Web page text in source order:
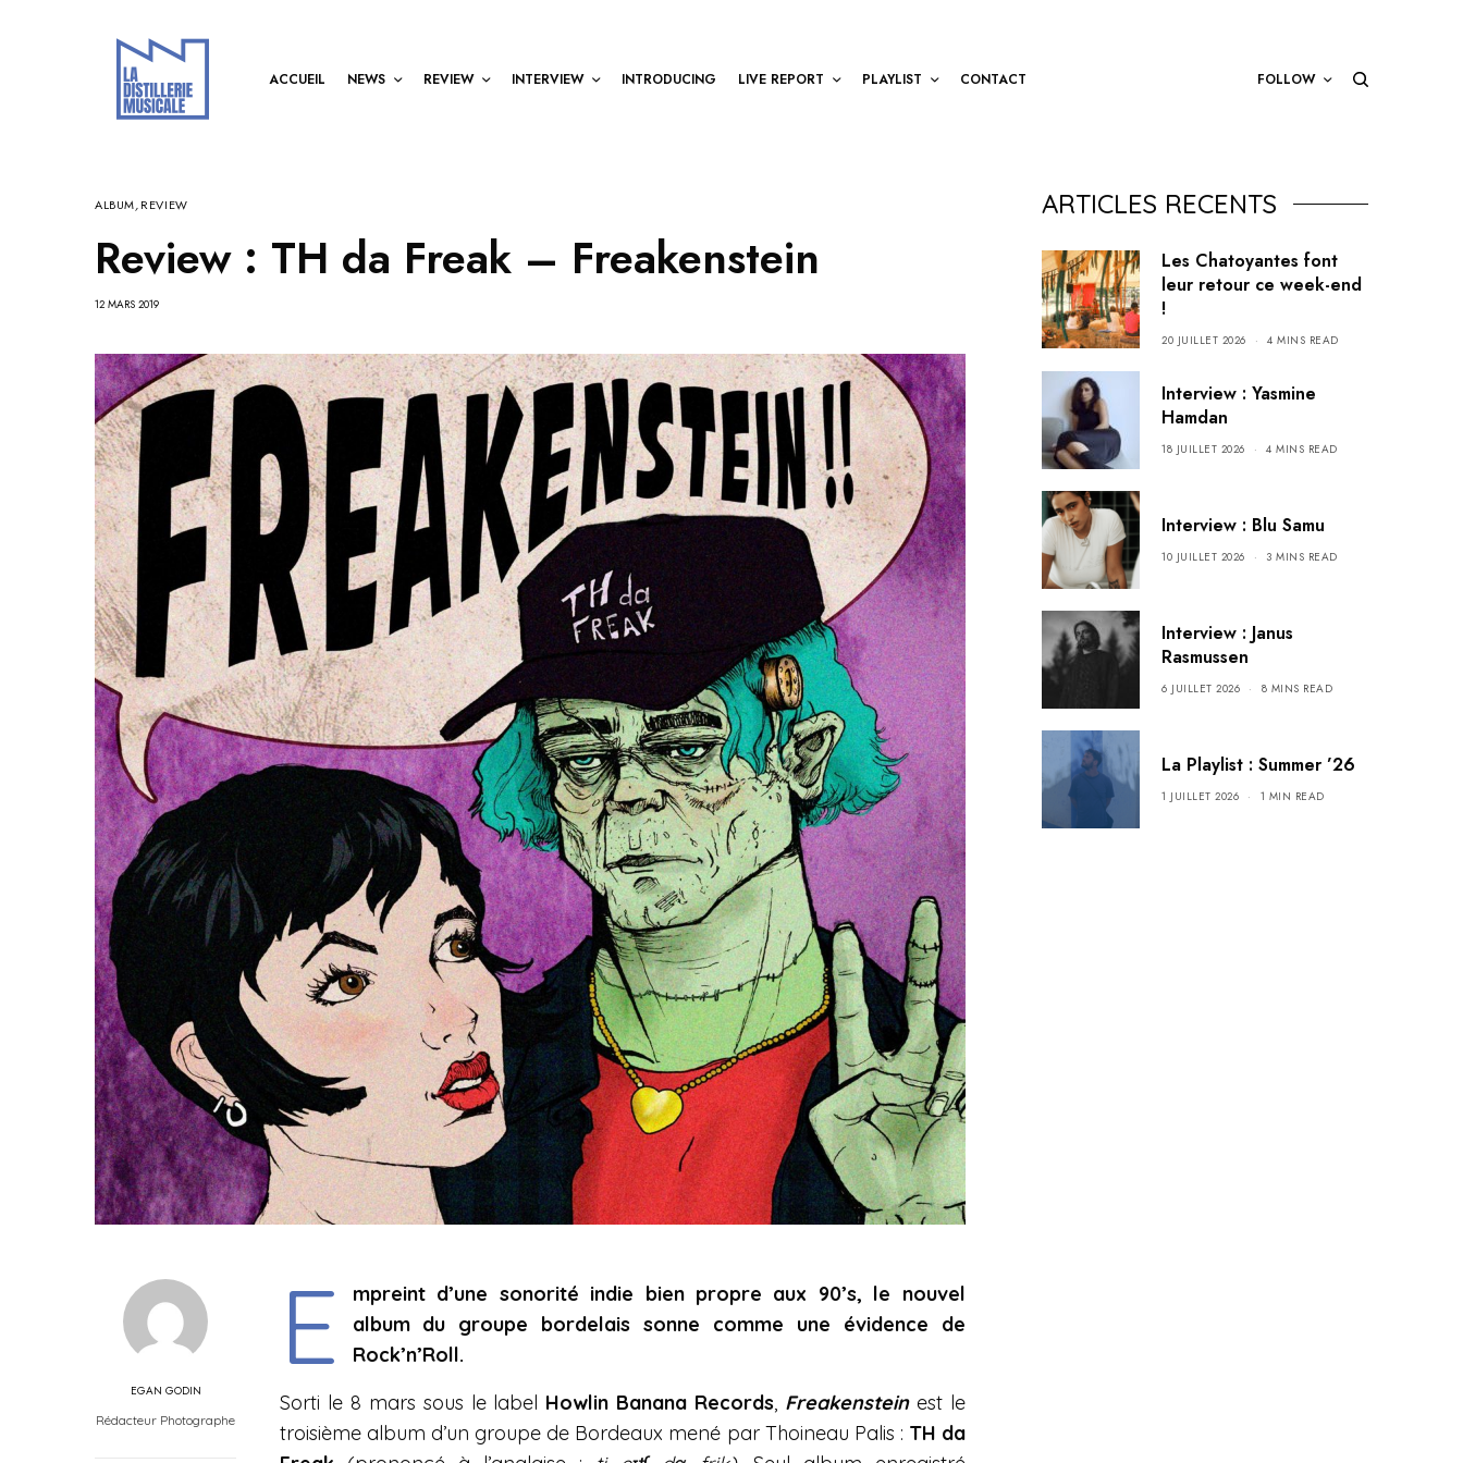
ACCUEIL NEWS REVIEW INTERVIEW INTRODUCING LIVE REPORT PLAYLIST CONTACT FOLLOW
ALBUM,REVIEW
Review : TH da Freak – Freakenstein
12 MARS 2019
EGAN GODIN
Rédacteur Photographe
E
mpreint d’une sonorité indie bien propre aux 90’s, le nouvel
album du groupe bordelais sonne comme une évidence de
Rock’n’Roll.
Sorti le 8 mars sous le label Howlin Banana Records, Freakensteinest le
troisième album d’un groupe de Bordeaux mené par Thoineau Palis : TH da
ARTICLES RECENTS
Les Chatoyantes font
leur retour ce week-end
!
20 JUILLET 2026 4 MINS READ
Interview : Yasmine
Hamdan
18 JUILLET 2026 4 MINS READ
Interview : Blu Samu
10 JUILLET 2026 3 MINS READ
Interview : Janus
Rasmussen
6 JUILLET 2026 8 MINS READ
La Playlist : Summer ’26
1 JUILLET 2026 1 MIN READ